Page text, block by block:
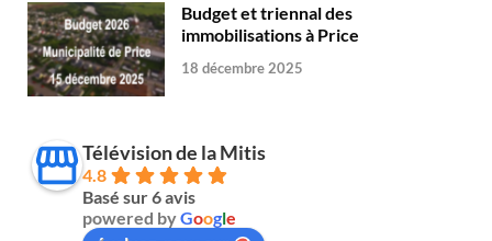
Budget et triennal des
immobilisations à Price
18 décembre 2025
Télévision de la Mitis
4.8
Basé sur 6 avis
powered byGoogle